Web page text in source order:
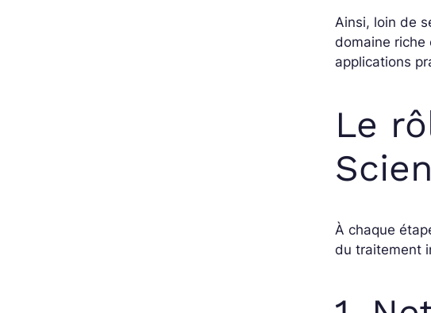
Ainsi, loin de
domaine
applications
Le
À chaque
du traitement